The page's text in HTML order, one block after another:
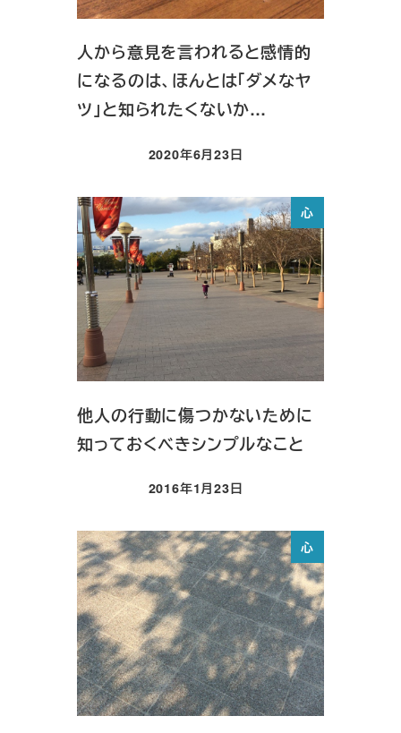
人から意見を言われると感情的
になるのは、ほんとは「ダメなヤ
ツ」と知られたくないか…
投稿日
2020年6月23日
心
他人の行動に傷つかないために
知っておくべきシンプルなこと
投稿日
2016年1月23日
心